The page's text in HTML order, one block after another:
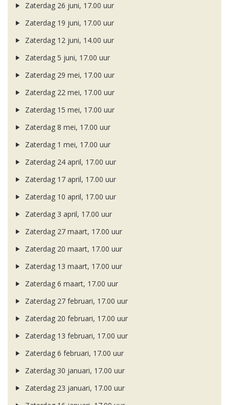
Zaterdag 26 juni, 17.00 uur
Zaterdag 19 juni, 17.00 uur
Zaterdag 12 juni, 14.00 uur
Zaterdag 5 juni, 17.00 uur
Zaterdag 29 mei, 17.00 uur
Zaterdag 22 mei, 17.00 uur
Zaterdag 15 mei, 17.00 uur
Zaterdag 8 mei, 17.00 uur
Zaterdag 1 mei, 17.00 uur
Zaterdag 24 april, 17.00 uur
Zaterdag 17 april, 17.00 uur
Zaterdag 10 april, 17.00 uur
Zaterdag 3 april, 17.00 uur
Zaterdag 27 maart, 17.00 uur
Zaterdag 20 maart, 17.00 uur
Zaterdag 13 maart, 17.00 uur
Zaterdag 6 maart, 17.00 uur
Zaterdag 27 februari, 17.00 uur
Zaterdag 20 februari, 17.00 uur
Zaterdag 13 februari, 17.00 uur
Zaterdag 6 februari, 17.00 uur
Zaterdag 30 januari, 17.00 uur
Zaterdag 23 januari, 17.00 uur